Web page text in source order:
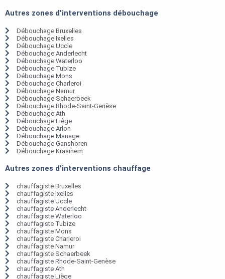
Autres zones d'interventions débouchage
Débouchage Bruxelles
Débouchage Ixelles
Débouchage Uccle
Débouchage Anderlecht
Débouchage Waterloo
Débouchage Tubize
Débouchage Mons
Débouchage Charleroi
Débouchage Namur
Débouchage Schaerbeek
Débouchage Rhode-Saint-Genèse
Débouchage Ath
Débouchage Liège
Débouchage Arlon
Débouchage Manage
Débouchage Ganshoren
Débouchage Kraainem
Autres zones d'interventions chauffage
chauffagiste Bruxelles
chauffagiste Ixelles
chauffagiste Uccle
chauffagiste Anderlecht
chauffagiste Waterloo
chauffagiste Tubize
chauffagiste Mons
chauffagiste Charleroi
chauffagiste Namur
chauffagiste Schaerbeek
chauffagiste Rhode-Saint-Genèse
chauffagiste Ath
chauffagiste Liège